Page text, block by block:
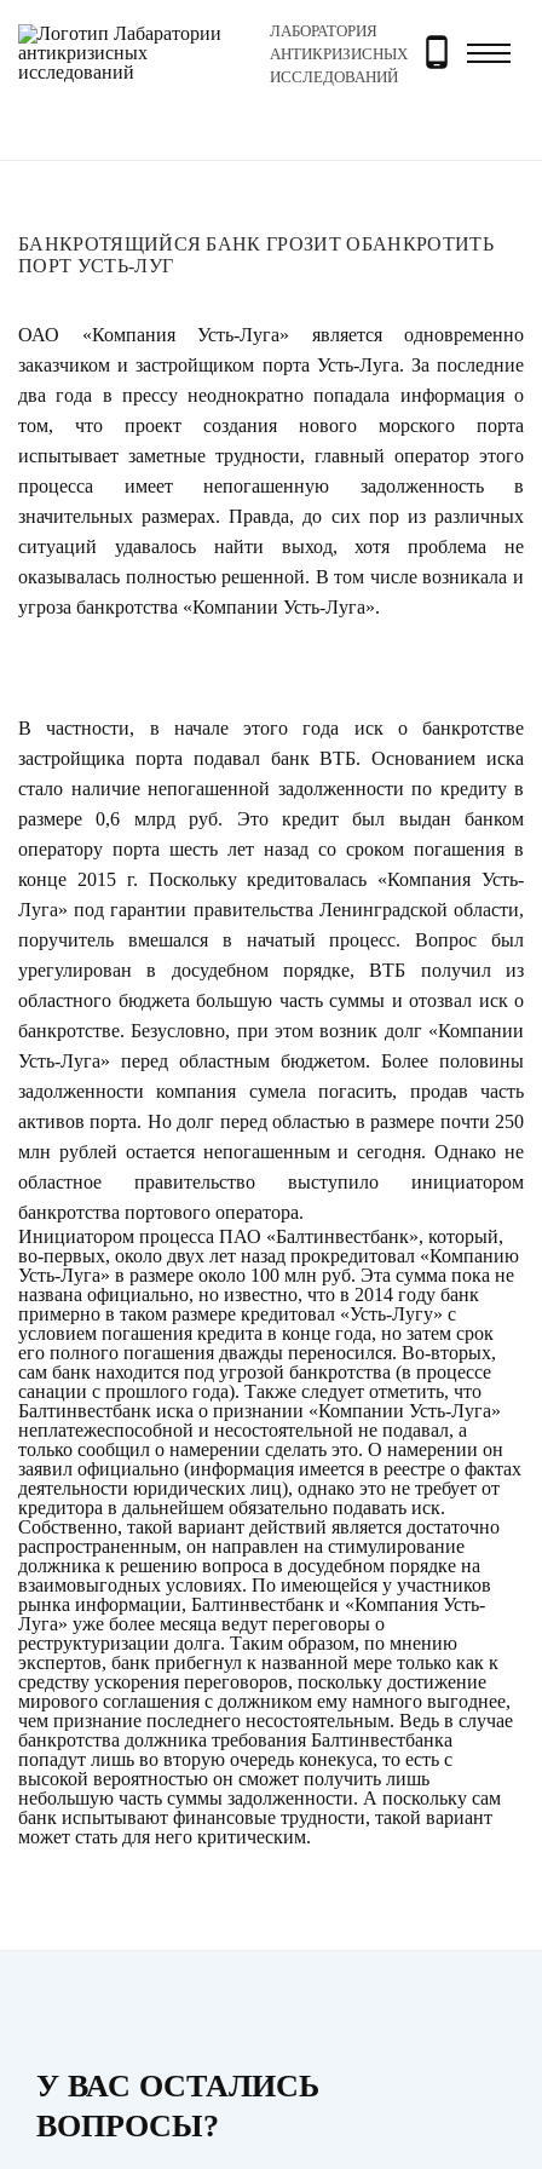
ЛАБОРАТОРИЯ
АНТИКРИЗИСНЫХ
ИССЛЕДОВАНИЙ
Главная Новости и блог Новости
БАНКРОТЯЩИЙСЯ БАНК ГРОЗИТ ОБАНКРОТИТЬ
ПОРТ УСТЬ-ЛУГ
ОАО «Компания Усть-Луга» является одновременно
заказчиком и застройщиком порта Усть-Луга. За последние
два года в прессу неоднократно попадала информация о
том, что проект создания нового морского порта
испытывает заметные трудности, главный оператор этого
процесса имеет непогашенную задолженность в
значительных размерах. Правда, до сих пор из различных
ситуаций удавалось найти выход, хотя проблема не
оказывалась полностью решенной. В том числе возникала и
угроза банкротства «Компании Усть-Луга».
В частности, в начале этого года иск о банкротстве
застройщика порта подавал банк ВТБ. Основанием иска
стало наличие непогашенной задолженности по кредиту в
размере 0,6 млрд руб. Это кредит был выдан банком
оператору порта шесть лет назад со сроком погашения в
конце 2015 г. Поскольку кредитовалась «Компания Усть-
Луга» под гарантии правительства Ленинградской области,
поручитель вмешался в начатый процесс. Вопрос был
урегулирован в досудебном порядке, ВТБ получил из
областного бюджета большую часть суммы и отозвал иск о
банкротстве. Безусловно, при этом возник долг «Компании
Усть-Луга» перед областным бюджетом. Более половины
задолженности компания сумела погасить, продав часть
активов порта. Но долг перед областью в размере почти 250
млн рублей остается непогашенным и сегодня. Однако не
областное правительство выступило инициатором
банкротства портового оператора.
Инициатором процесса ПАО «Балтинвестбанк», который,
во-первых, около двух лет назад прокредитовал «Компанию
Усть-Луга» в размере около 100 млн руб. Эта сумма пока не
названа официально, но известно, что в 2014 году банк
примерно в таком размере кредитовал «Усть-Лугу» с
условием погашения кредита в конце года, но затем срок
его полного погашения дважды переносился. Во-вторых,
сам банк находится под угрозой банкротства (в процессе
санации с прошлого года). Также следует отметить, что
Балтинвестбанк иска о признании «Компании Усть-Луга»
неплатежеспособной и несостоятельной не подавал, а
только сообщил о намерении сделать это. О намерении он
заявил официально (информация имеется в реестре о фактах
деятельности юридических лиц), однако это не требует от
кредитора в дальнейшем обязательно подавать иск.
Собственно, такой вариант действий является достаточно
распространенным, он направлен на стимулирование
должника к решению вопроса в досудебном порядке на
взаимовыгодных условиях. По имеющейся у участников
рынка информации, Балтинвестбанк и «Компания Усть-
Луга» уже более месяца ведут переговоры о
реструктуризации долга. Таким образом, по мнению
экспертов, банк прибегнул к названной мере только как к
средству ускорения переговоров, поскольку достижение
мирового соглашения с должником ему намного выгоднее,
чем признание последнего несостоятельным. Ведь в случае
банкротства должника требования Балтинвестбанка
попадут лишь во вторую очередь конекуса, то есть с
высокой вероятностью он сможет получить лишь
небольшую часть суммы задолженности. А поскольку сам
банк испытывают финансовые трудности, такой вариант
может стать для него критическим.
У ВАС ОСТАЛИСЬ
ВОПРОСЫ?